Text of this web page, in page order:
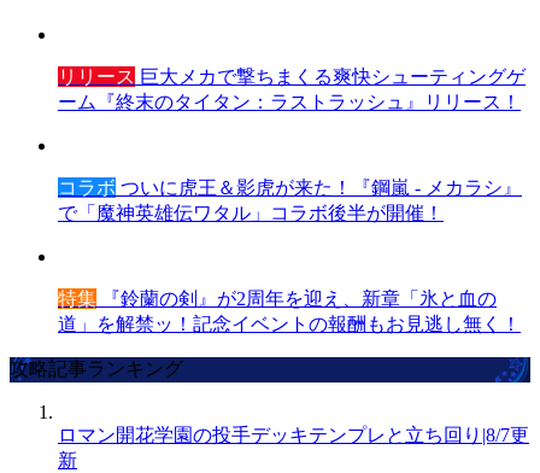
リリース 巨大メカで撃ちまくる爽快シューティングゲ
ーム『終末のタイタン：ラストラッシュ』リリース！
コラボ ついに虎王＆影虎が来た！『鋼嵐 - メカラシ』
で「魔神英雄伝ワタル」コラボ後半が開催！
特集 『鈴蘭の剣』が2周年を迎え、新章「氷と血の
道」を解禁ッ！記念イベントの報酬もお見逃し無く！
攻略記事ランキング
ロマン開花学園の投手デッキテンプレと立ち回り|8/7更
新